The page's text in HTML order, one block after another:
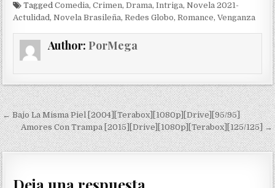
TaggedComedia,Crimen,Drama,Intriga,Novela 2021-
Actulidad ,Novela Brasileña,Redes Globo,Romance,Venganza
Author: PorMega
Navegación de entradas
← Bajo La Misma Piel [2004][Terabox][1080p][Drive][95/95]
Amores Con Trampa [2015][Drive][1080p][Terabox][125/125] →